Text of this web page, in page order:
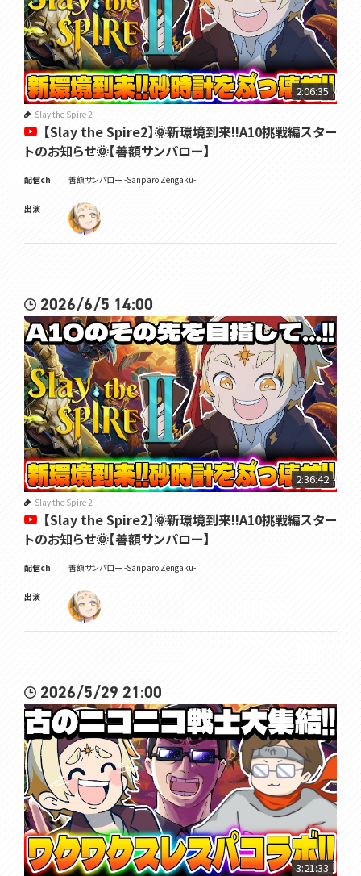
🌞チャンネル登録と高評価を...押せェーーーｯ☟
https://www.youtube.com/@UCIEBSYfCdoSwkeWu9Odhkgg
🌞VOMS公式HP☟
https://voms.net/
🌞VOMS公式ﾁｬﾝﾈｫｩ☟
https://youtube.com/@VOMS_Project
━━━━━━━━━━━━━━━━━━━━━━━━━━━━━
━━━━━━
覚悟を決めろ🌞
#太曜ロードショー #slaythespire2 #スレスパ2
2:06:35
Slay the Spire 2
【Slay the Spire2】🌞新環境到来!!A10挑戦編スター
トのお知らせ🌞【善額サンパロー】
配信ch 善額サンパロー -Sanparo Zengaku-
出演
2026/6/5 14:00
2:36:42
Slay the Spire 2
【Slay the Spire2】🌞新環境到来!!A10挑戦編スター
トのお知らせ🌞【善額サンパロー】
配信ch 善額サンパロー -Sanparo Zengaku-
出演
2026/5/29 21:00
3:21:33